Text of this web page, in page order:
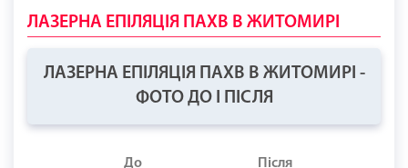
ЛАЗЕРНА ЕПІЛЯЦІЯ ПАХВ В ЖИТОМИРІ
ЛАЗЕРНА ЕПІЛЯЦІЯ ПАХВ В ЖИТОМИРІ -
ФОТО ДО І ПІСЛЯ
До Після